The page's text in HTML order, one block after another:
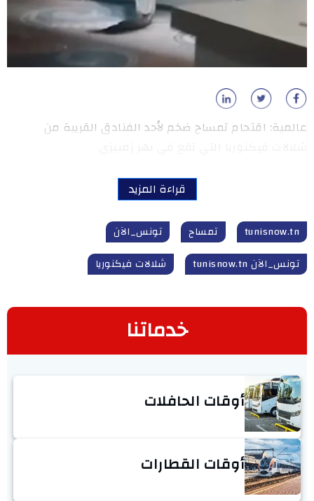
عالمية: اقتحام تمساح ضخم لأحد الفنادق القريبة من
قراءة المزيد
tunisnow.tn تمساح
تونس_الآن
تونس_الآن tunisnow.tn
شلالات فيكنوريا
خدماتنا
أوقات الحافلات
أوقات القطارات